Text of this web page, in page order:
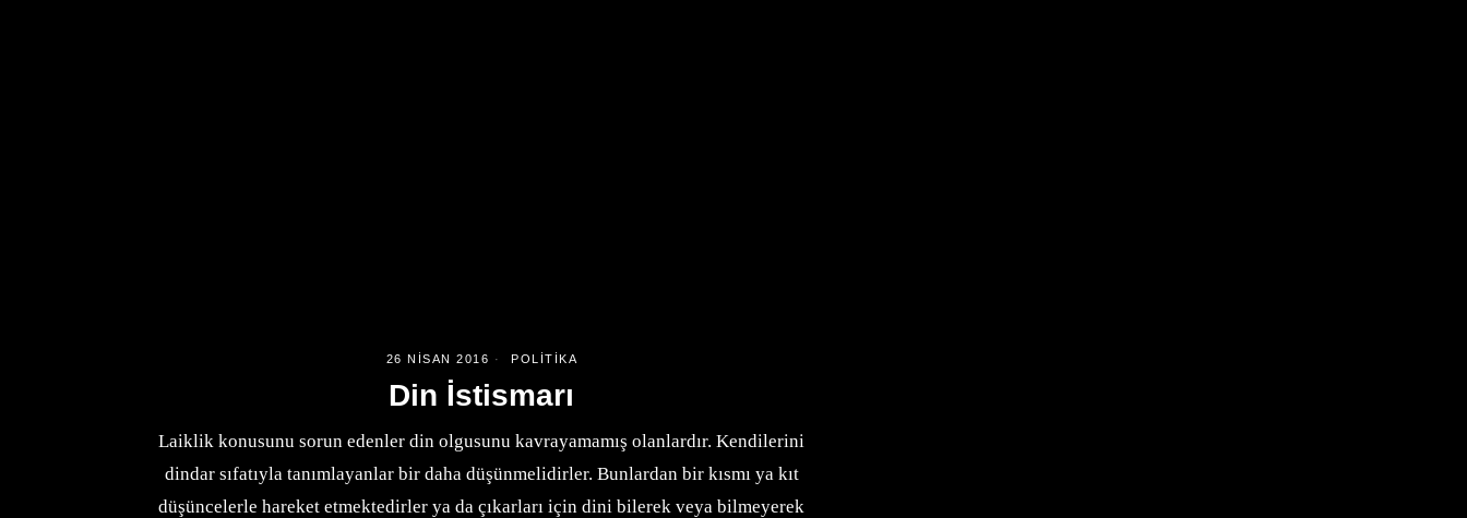
26 NISAN 2016 POLITIKA
Din İstismarı
Laiklik konusunu sorun edenler din olgusunu kavrayamamış olanlardır. Kendilerini
dindar sıfatıyla tanımlayanlar bir daha düşünmelidirler. Bunlardan bir kısmı ya kıt
düşüncelerle hareket etmektedirler ya da çıkarları için dini bilerek veya bilmeyerek